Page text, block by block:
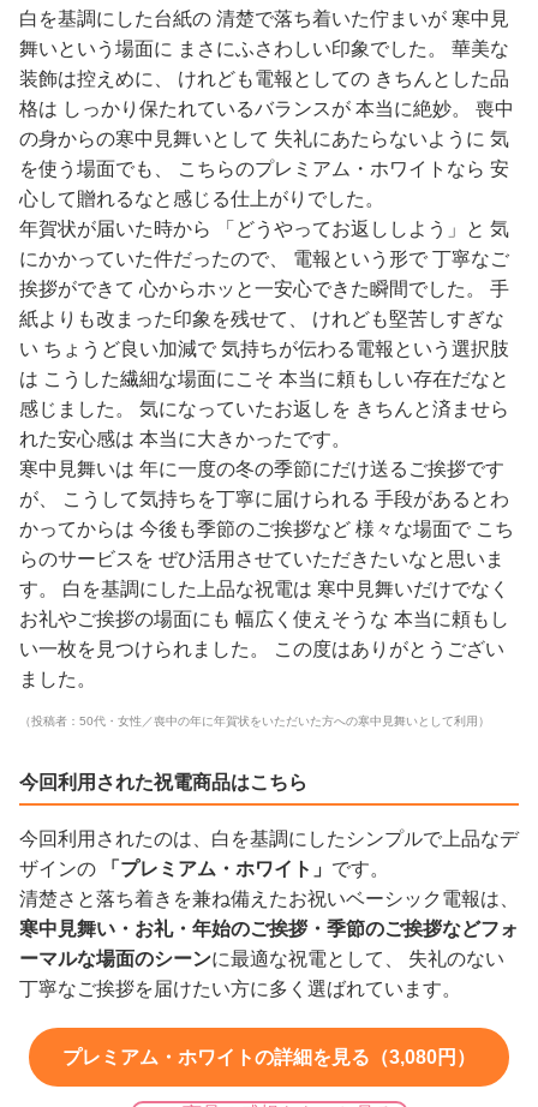
白を基調にした台紙の 清楚で落ち着いた佇まいが 寒中見
舞いという場面に まさにふさわしい印象でした。 華美な
装飾は控えめに、 けれども電報としての きちんとした品
格は しっかり保たれているバランスが 本当に絶妙。 喪中
の身からの寒中見舞いとして 失礼にあたらないように 気
を使う場面でも、 こちらのプレミアム・ホワイトなら 安
心して贈れるなと感じる仕上がりでした。
年賀状が届いた時から 「どうやってお返ししよう」と 気
にかかっていた件だったので、 電報という形で 丁寧なご
挨拶ができて 心からホッと一安心できた瞬間でした。 手
紙よりも改まった印象を残せて、 けれども堅苦しすぎな
い ちょうど良い加減で 気持ちが伝わる電報という選択肢
は こうした繊細な場面にこそ 本当に頼もしい存在だなと
感じました。 気になっていたお返しを きちんと済ませら
れた安心感は 本当に大きかったです。
寒中見舞いは 年に一度の冬の季節にだけ送るご挨拶です
が、 こうして気持ちを丁寧に届けられる 手段があるとわ
かってからは 今後も季節のご挨拶など 様々な場面で こち
らのサービスを ぜひ活用させていただきたいなと思いま
す。 白を基調にした上品な祝電は 寒中見舞いだけでなく
お礼やご挨拶の場面にも 幅広く使えそうな 本当に頼もし
い一枚を見つけられました。 この度はありがとうござい
ました。
（投稿者：50代・女性／喪中の年に年賀状をいただいた方への寒中見舞いとして利用）
今回利用された祝電商品はこちら
今回利用されたのは、白を基調にしたシンプルで上品なデ
ザインの
「プレミアム・ホワイト」 です。
清楚さと落ち着きを兼ね備えたお祝いベーシック電報は、
寒中見舞い・お礼・年始のご挨拶・季節のご挨拶などフォ
ーマルな場面のシーンに最適な祝電として、 失礼のない
丁寧なご挨拶を届けたい方に多く選ばれています。
プレミアム・ホワイトの詳細を見る（3,080円）